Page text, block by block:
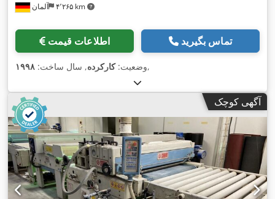
آلمان ۴٬۲۶۵ km
اطلاعات قیمت تماس بگیرید
وضعیت:کارکرده, سال ساخت: ۱۹۹۸ ,
آگهی کوچک